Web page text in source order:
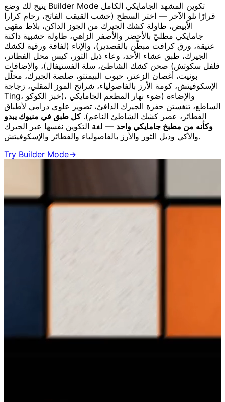
يتيح لك وضع Builder Mode تكوين المشهد الجامايكي الكامل
قرارًا تلو الآخر — اختر السطح (خشب القيقب الفاتح، رخام كرارا
الأبيض، طاولة كشك الجيرك من الجوز الداكن، بلاط مقهى
جامايكي مطليّ بالأخضر والأصفر الزاهي، طاولة خشبية داكنة
عتيقة، ورق كرافت مبطّن بالقصدير)، والإناء (لفافة ورقية لكشك
الجيرك، طبق عشاء الأحد، وعاء ذيل الثور، كيس محل الفطائر،
صحن كشك الشاطئ، سلة الفستيفال)، والإضافات (فلفل سكوتش
بونيت، أغصان الزعتر، حبوب البيمنتو، صلصة الجيرك، مخلّل
الإسكوفيتش، كومة الأرز بالفاصولياء، شرائح الموز المقلي، زجاجة
Ting، خبز الكوكو)، والإضاءة (ضوء نهار المطعم الجامايكي
الساطع، تنغستن حفرة الجيرك الدافئ، تصوير علوي درامي لأطباق
الفطائر، عصر كشك الشاطئ الناعم).كل طبق في منيوك يبدو
وكأنه من مطبخ جامايكي واحد — لغة التكوين نفسها عبر الجيرك
والأكي وذيل الثور والأرز بالفاصولياء والفطائر والإسكوفيتش.
Try Builder Mode→